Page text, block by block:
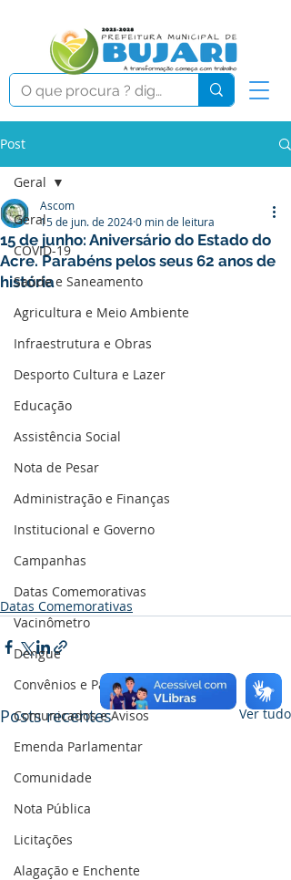
Post
Geral
COVID-19
Saúde e Saneamento
Agricultura e Meio Ambiente
Infraestrutura e Obras
Desporto Cultura e Lazer
Educação
Assistência Social
Nota de Pesar
Administração e Finanças
Institucional e Governo
Campanhas
Datas Comemorativas
Vacinômetro
Dengue
Convênios e Parcerias
Comunicados e Avisos
Emenda Parlamentar
Comunidade
Nota Pública
Licitações
Alagação e Enchente
Geral
15 de junho: Aniversário do Estado do
Acre. Parabéns pelos seus 62 anos de
história
Ascom
15 de jun. de 20240 min de leitura
Datas Comemorativas
Posts recentes Ver tudo